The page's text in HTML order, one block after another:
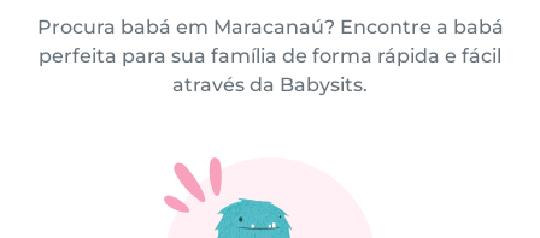
Procura babá em Maracanaú? Encontre a babá
perfeita para sua família de forma rápida e fácil
através da Babysits.